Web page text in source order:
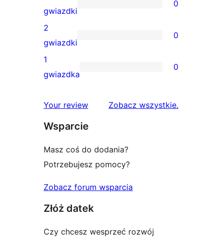
4-
gwiazdkowych
0
recenzji
3-
gwiazdkowych
gwiazdki
0
0
recenzji
2-
2
gwiazdki
0
0
1-
1
gwiazdka
0
Your review Zobacz wszystkierecenzje
.
Wsparcie
Masz coś do dodania?
Potrzebujesz pomocy?
Zobacz forum wsparcia
Złóż datek
Czy chcesz wesprzeć rozwój